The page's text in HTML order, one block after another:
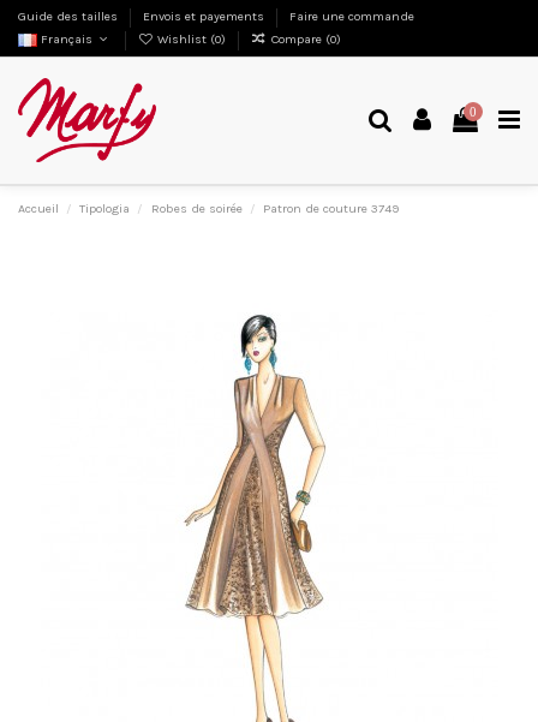
Guide des tailles Envois et payements
Faire une commande
Français
Wishlist (0) Compare (0)
0
Accueil Tipologia Robes de soirée Patron de couture 3749